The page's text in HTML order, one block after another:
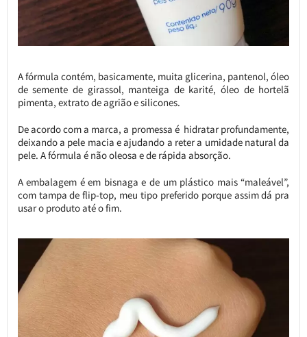
A fórmula contém, basicamente, muita glicerina, pantenol, óleo
de semente de girassol, manteiga de karité, óleo de hortelã
pimenta, extrato de agrião e silicones.
De acordo com a marca, a promessa é hidratar profundamente,
deixando a pele macia e ajudando a reter a umidade natural da
pele. A fórmula é não oleosa e de rápida absorção.
A embalagem é em bisnaga e de um plástico mais “maleável”,
com tampa de flip-top, meu tipo preferido porque assim dá pra
usar o produto até o fim.